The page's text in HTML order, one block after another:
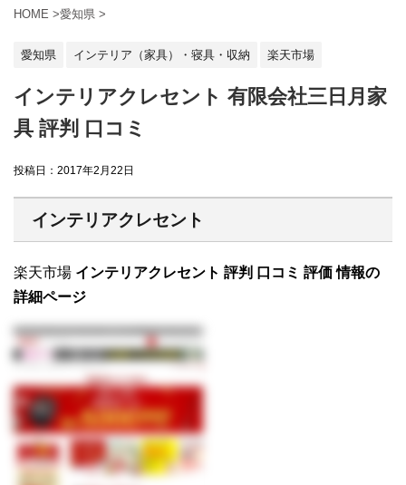
HOME >愛知県 >
愛知県 インテリア（家具）・寝具・収納 楽天市場
インテリアクレセント 有限会社三日月家
具 評判 口コミ
投稿日： 2017年2月22日
インテリアクレセント
楽天市場 インテリアクレセント 評判 口コミ 評価 情報の
詳細ページ